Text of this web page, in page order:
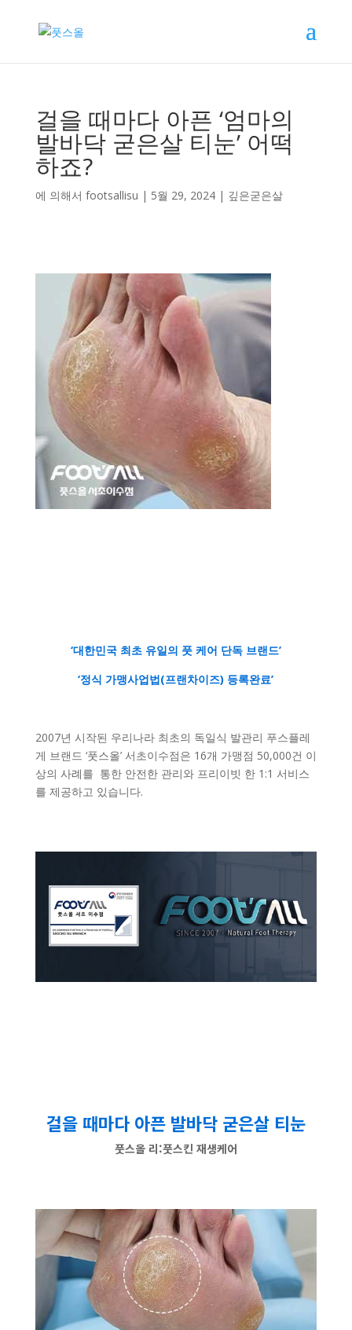
걸을 때마다 아픈 ‘엄마의
발바닥 굳은살 티눈’ 어떡
하죠?
에 의해서 footsallisu | 5월 29, 2024| 깊은굳은살
‘대한민국 최초 유일의 풋 케어 단독 브랜드’
‘정식 가맹사업법(프랜차이즈) 등록완료’
2007년 시작된 우리나라 최초의 독일식 발관리 푸스플레
게 브랜드 ‘풋스올’ 서초이수점은 16개 가맹점 50,000건 이
상의 사례를 통한 안전한 관리와 프리이빗 한 1:1 서비스
를 제공하고 있습니다.
걸을 때마다 아픈 발바닥 굳은살 티눈
풋스올 리:풋스킨 재생케어